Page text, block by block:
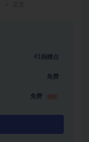
41捐赠点
免费
免费